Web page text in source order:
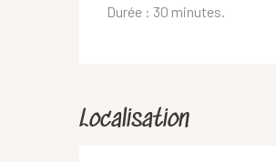
Durée : 30 minutes.
Localisation